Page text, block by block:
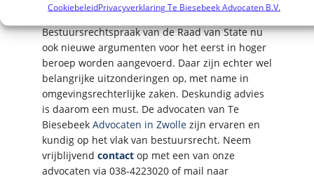
CookiebeleidPrivacyverklaring Te Biesebeek Advocaten B.V.
kunnen in procedures bij de Afdeling
Bestuursrechtspraak van de Raad van State nu
ook nieuwe argumenten voor het eerst in hoger
beroep worden aangevoerd. Daar zijn echter wel
belangrijke uitzonderingen op, met name in
omgevingsrechterlijke zaken. Deskundig advies
is daarom een must. De advocaten van Te
Biesebeek Advocaten in Zwolle zijn ervaren en
kundig op het vlak van bestuursrecht. Neem
vrijblijvend contact op met een van onze
advocaten via 038-4223020 of mail naar